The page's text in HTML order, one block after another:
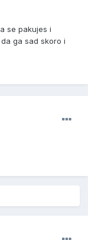
se pakujes i
ga sad skoro i